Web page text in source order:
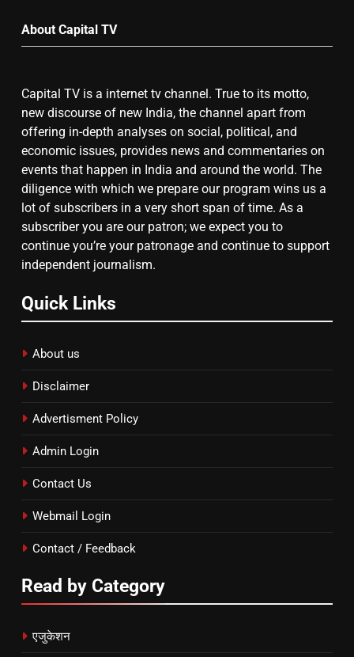
7
चुनाव से पहले लालू परिवार पर बड़ा झटका,
दिल्ली कोर्ट ने IRCTC घोटाले में आरोप
तय किए
8
सुप्रीम कोर्ट ने राहुल गांधी के ‘वोट चोरी’
के आरोप खारिज किए, शेखपुरा में पीएम की
मां को गाली पर कोर्ट का समन जारी
About Capital TV
Capital TV is a internet tv channel. True to its motto,
new discourse of new India, the channel apart from
offering in-depth analyses on social, political, and
economic issues, provides news and commentaries on
events that happen in India and around the world. The
diligence with which we prepare our program wins us a
lot of subscribers in a very short span of time. As a
subscriber you are our patron; we expect you to
continue you’re your patronage and continue to support
independent journalism.
Quick Links
About us
Disclaimer
Advertisment Policy
Admin Login
Contact Us
Webmail Login
Contact / Feedback
Read by Category
एजुकेशन